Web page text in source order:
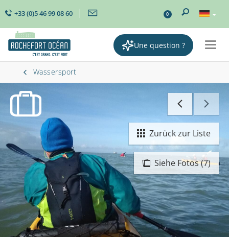
+33 (0)5 46 99 08 60 0
Une question ?
Wassersport
Siehe Fotos (7)
Zurück zur Liste